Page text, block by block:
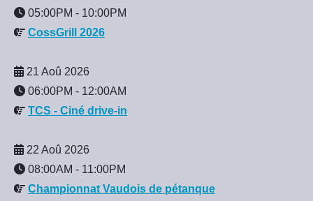
05:00PM - 10:00PM
CossGrill 2026
21 Aoû 2026
06:00PM - 12:00AM
TCS - Ciné drive-in
22 Aoû 2026
08:00AM - 11:00PM
Championnat Vaudois de pétanque